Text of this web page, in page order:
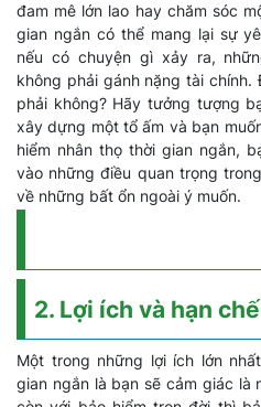
đam mê lớn lao hay chăm sóc
gian ngắn có thể mang lại sự
nếu có chuyện gì xảy ra,
không phải gánh nặng tài
phải không? Hãy tưởng tượng
xây dựng một tổ ấm và bạn
hiểm nhân thọ thời gian ngắn,
vào những điều quan trọng
về những bất ổn ngoài ý muốn.
2. Lợi ích và hạn chế
Một trong những lợi ích lớn
gian ngắn là bạn sẽ cảm giác là